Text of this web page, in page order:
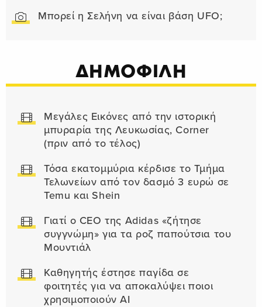
Μπορεί η Σελήνη να είναι βάση UFO;
ΔΗΜΟΦΙΛΗ
Μεγάλες Εικόνες από την ιστορική
μπυραρία της Λευκωσίας, Corner
(πριν από το τέλος)
Τόσα εκατομμύρια κέρδισε το Τμήμα
Τελωνείων από τον δασμό 3 ευρώ σε
Temu και Shein
Γιατί ο CEO της Adidas «ζήτησε
συγγνώμη» για τα ροζ παπούτσια του
Μουντιάλ
Καθηγητής έστησε παγίδα σε
φοιτητές για να αποκαλύψει ποιοι
χρησιμοποιούν AI